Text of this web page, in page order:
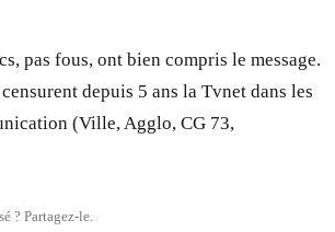
pas fous, ont bien compris le message.
depuis 5 ans la Tvnet dans les
(Ville, Agglo, CG 73,
? Partagez-le.